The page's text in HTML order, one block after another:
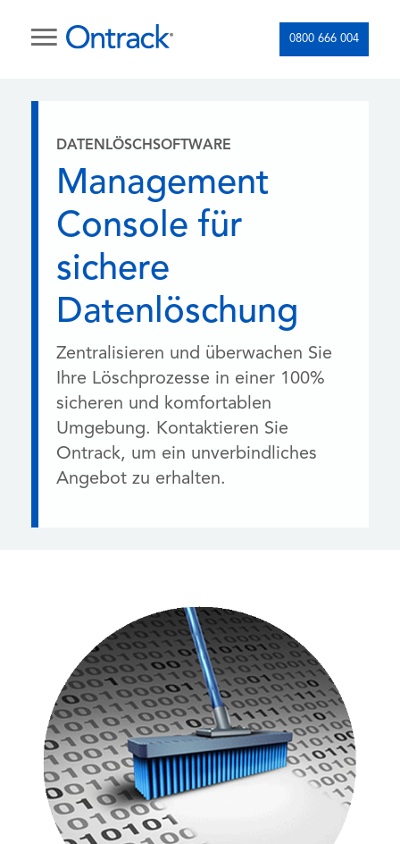
0800 666 004
DATENLÖSCHSOFTWARE
Management
Console für
sichere
Datenlöschung
Zentralisieren und überwachen Sie
Ihre Löschprozesse in einer 100%
sicheren und komfortablen
Umgebung. Kontaktieren Sie
Ontrack, um ein unverbindliches
Angebot zu erhalten.